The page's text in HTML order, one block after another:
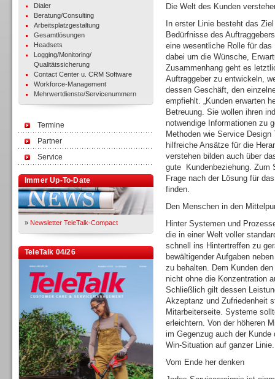
Dialer
Beratung/Consulting
Arbeitsplatzgestaltung
Gesamtlösungen
Headsets
Logging/Monitoring/
Qualitätssicherung
Contact Center u. CRM Software
Workforce-Management
Mehrwertdienste/Servicenummern
Termine
Partner
Service
Immer Up-To-Date
» Newsletter TeleTalk-Compact
TeleTalk 04/26
Die Welt des Kunden
In erster Linie besteht das
Bedürfnisse des
eine wesentliche Rolle für
dabei um die Wünsche,
Zusammenhang geht es
Auftraggeber zu entwickeln,
dessen Geschäft, den
empfiehlt. „Kunden erwarten
Betreuung. Sie wollen ihren
notwendige Informationen zu
Methoden wie Service
hilfreiche Ansätze für die
verstehen bilden auch über
gute Kundenbeziehung. Zum
Frage nach der Lösung für
finden.
Den Menschen in den
Hinter Systemen und
die in einer Welt voller
schnell ins Hintertreffen zu
bewältigender Aufgaben
zu behalten. Dem Kunden
nicht ohne die Konzentration
Schließlich gilt dessen
Akzeptanz und Zufriedenheit
Mitarbeiterseite. Systeme
erleichtern. Von der höheren
im Gegenzug auch der
Win-Situation auf ganzer Linie.
Vom Ende her denken